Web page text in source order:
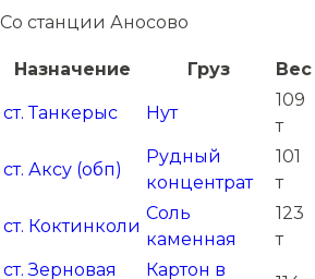
Со станции Аносово
Назначение Груз Вес
ст. Танкерыс Нут
109
т
ст. Аксу (обп)
Рудный
концентрат
101
т
ст. Коктинколи
Соль
каменная
123
т
ст. Зерновая
Картон в